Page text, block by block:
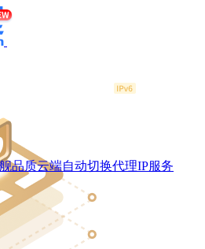
品质云端自动切换代理IP服务